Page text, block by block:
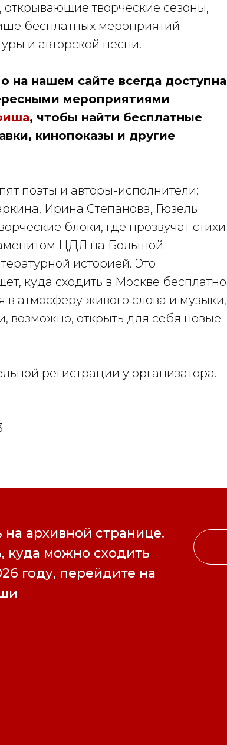
творческие сезоны,
бесплатных мероприятий
и авторской песни.
нашем сайте всегда доступна
мероприятиями
, чтобы найти бесплатные
кинопоказы и другие
поэты и авторы-исполнители:
Ирина Степанова, Гюзель
блоки, где прозвучат стихи
ЦДЛ на Большой
историей. Это
куда сходить в Москве бесплатно
в атмосферу живого слова и музыки,
возможно, открыть для себя новые
регистрации у организатора.
на архивной странице.
куда можно сходить
году, перейдите на